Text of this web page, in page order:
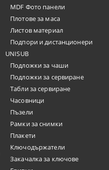
MDF Фото панели
Плотове за маса
Листов материал
Подпори и дистанционери
UNISUB
Подложки за чаши
Подложки за сервиране
Табли за сервиране
Часовници
Пъзели
Рамки за снимки
Плакети
Ключодържатели
Закачалка за ключове